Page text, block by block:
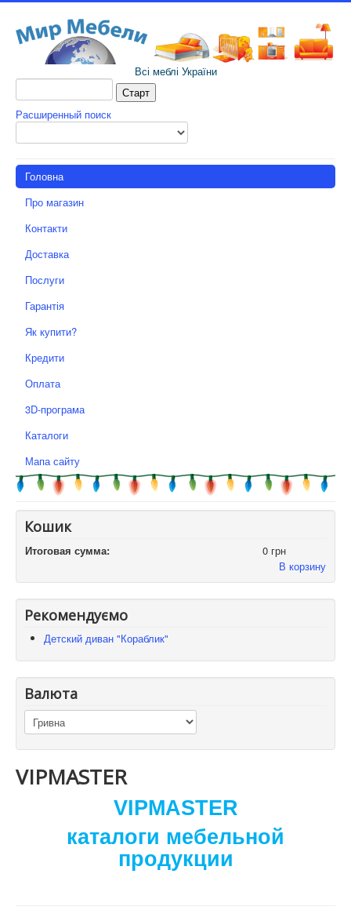
Всі меблі України
Расширенный поиск
Головна
Про магазин
Контакти
Доставка
Послуги
Гарантія
Як купити?
Кредити
Оплата
3D-програма
Каталоги
Мапа сайту
Кошик
Итоговая сумма:
0 грн
В корзину
Рекомендуємо
Детский диван "Кораблик"
Валюта
VIPMASTER
VIPMASTER
каталоги мебельной
продукции